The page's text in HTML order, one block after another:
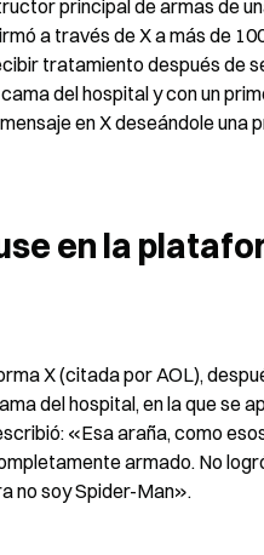
principal de armas de
a través de X a más de
tratamiento después de
del hospital y con un
en X deseándole una
en la
X (citada por AOL),
del hospital, en la que se
«Esa araña, como
armado. No
no soy Spider-Man».